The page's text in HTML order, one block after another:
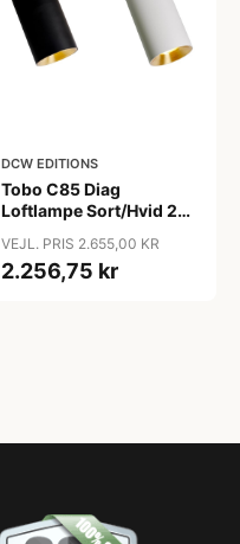
DCW EDITIONS
Tobo C85 Diag
Loftlampe Sort/Hvid 2
VEJL. PRIS 2.655,00 KR
2.256,75 kr